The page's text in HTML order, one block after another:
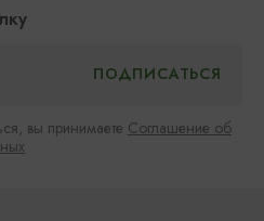
вы принимаете Соглашение об